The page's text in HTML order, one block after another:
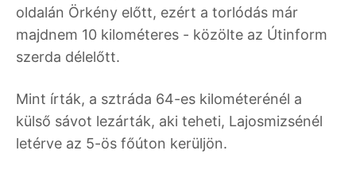
oldalán Örkény előtt, ezért a torlódás már
majdnem 10 kilométeres - közölte az Útinform
szerda délelőtt.
Mint írták, a sztráda 64-es kilométerénél a
külső sávot lezárták, aki teheti, Lajosmizsénél
letérve az 5-ös főúton kerüljön.